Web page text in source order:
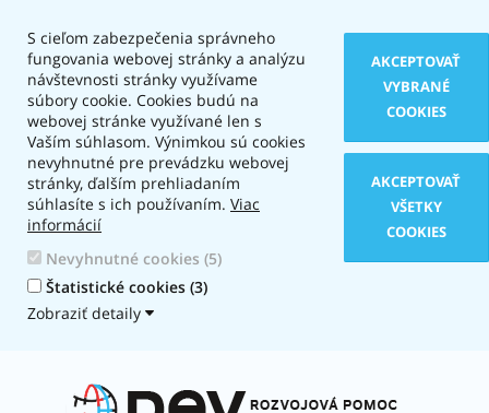
S cieľom zabezpečenia správneho
fungovania webovej stránky a analýzu
návštevnosti stránky využívame
súbory cookie. Cookies budú na
webovej stránke využívané len s
Vaším súhlasom. Výnimkou sú cookies
nevyhnutné pre prevádzku webovej
stránky, ďalším prehliadaním
súhlasíte s ich používaním. Viac
informácií
Nevyhnutné cookies (5)
Štatistické cookies (3)
Zobraziť detaily
AKCEPTOVAŤ
VYBRANÉ
COOKIES
AKCEPTOVAŤ
VŠETKY
COOKIES
zobrazenia: